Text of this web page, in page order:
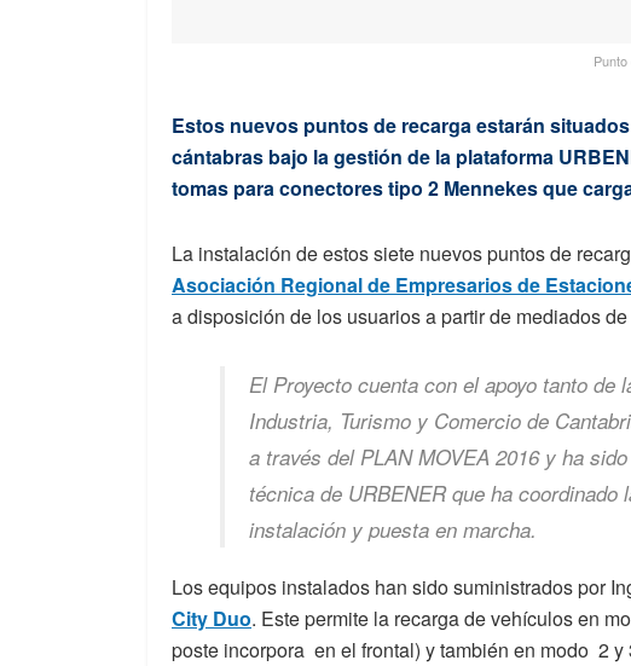
Estos nuevos puntos de recarga estarán
cántabras bajo la gestión de la plataforma
tomas para conectores tipo 2 Mennekes que
La instalación de estos siete nuevos puntos de
Asociación Regional de Empresarios de
a disposición de los usuarios a partir de mediados
El Proyecto cuenta con el apoyo tanto de
Industria, Turismo y Comercio de
a través del PLAN MOVEA 2016 y ha
técnica de URBENER que ha
instalación y puesta en marcha.
Los equipos instalados han sido suministrados por
City Duo. Este permite la recarga de vehículos en
poste incorpora en el frontal) y también en modo 2